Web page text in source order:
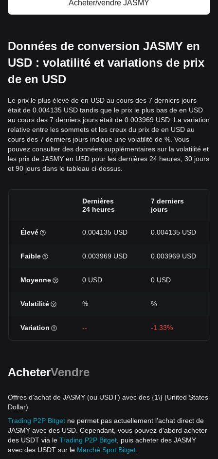
Acheter/vendre JASMY
Données de conversion JASMY en
USD : volatilité et variations de prix
de en USD
Le prix le plus élevé de en USD au cours des 7 derniers jours
était de 0.004135 USD tandis que le prix le plus bas de en USD
au cours des 7 derniers jours était de 0.003969 USD. La variation
relative entre les sommets et les creux du prix de en USD au
cours des 7 derniers jours indique une volatilité de %. Vous
pouvez consulter des données supplémentaires sur la volatilité et
les prix de JASMY en USD pour les dernières 24 heures, 30 jours
et 90 jours dans le tableau ci-dessus.
Dernières
24 heures
7 derniers
jours
Élevé 0.004135 USD 0.004135 USD
Faible 0.003969 USD 0.003969 USD
Moyenne 0 USD 0 USD
Volatilité % %
Variation -- -1.33%
AcheterVendre
Offres d'achat de JASMY (ou USDT) avec des {1\} (United States
Dollar)
Trading P2P Bitget ne permet pas actuellement l'achat direct de
JASMY avec des USD. Cependant, vous pouvez d'abord acheter
des USDT via le Trading P2P Bitget , puis acheter des JASMY
avec des USDT sur le Marché Spot Bitget